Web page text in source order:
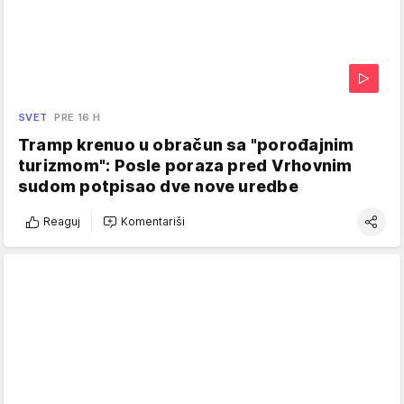
SVET PRE 16 H
Tramp krenuo u obračun sa "porođajnim
turizmom": Posle poraza pred Vrhovnim
sudom potpisao dve nove uredbe
Reaguj Komentariši